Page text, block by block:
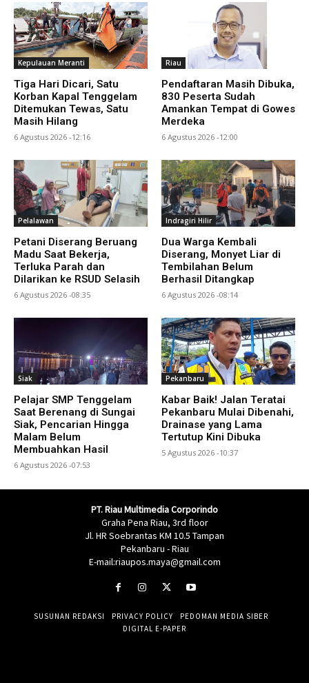
Kepulauan Meranti
Tiga Hari Dicari, Satu
Korban Kapal Tenggelam
Ditemukan Tewas, Satu
Masih Hilang
6 Agustus 2026 -12:16
Riau
Pendaftaran Masih Dibuka,
830 Peserta Sudah
Amankan Tempat di Gowes
Merdeka
6 Agustus 2026 -12:00
Pelalawan
Petani Diserang Beruang
Madu Saat Bekerja,
Terluka Parah dan
Dilarikan ke RSUD Selasih
6 Agustus 2026 -08:35
Indragiri Hilir
Dua Warga Kembali
Diserang, Monyet Liar di
Tembilahan Belum
Berhasil Ditangkap
6 Agustus 2026 -08:14
Siak
Pelajar SMP Tenggelam
Saat Berenang di Sungai
Siak, Pencarian Hingga
Malam Belum
Membuahkan Hasil
6 Agustus 2026 -07:53
Pekanbaru
Kabar Baik! Jalan Teratai
Pekanbaru Mulai Dibenahi,
Drainase yang Lama
Tertutup Kini Dibuka
5 Agustus 2026 -10:37
PT. Riau Multimedia Corporindo
Graha Pena Riau, 3rd floor
Jl. HR Soebrantas KM 10.5 Tampan
Pekanbaru - Riau
E-mail:riaupos.maya@gmail.com
SUSUNAN REDAKSI PRIVACY POLICY
PEDOMAN MEDIA SIBER
DIGITAL E-PAPER